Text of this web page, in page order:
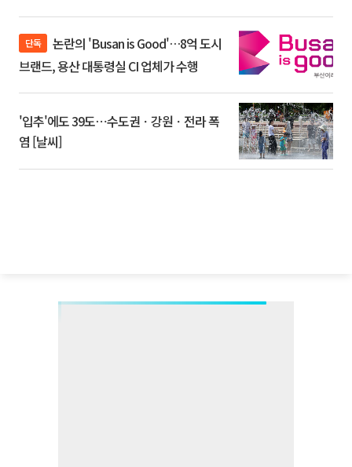
단독
브랜드, 용산 대통령실 CI 업체가 수행
'입추'에도 39도⋯수도권ㆍ강원ㆍ전라 폭
염 [날씨]